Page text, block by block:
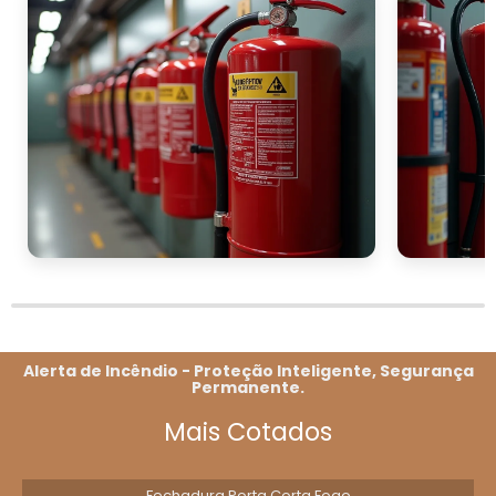
Um relacionamento comercial sólido garante
não apenas a segurança dos produtos
adquiridos, mas também assistência pós-
venda e consultoria na escolha do
equipamento certo.
Além disso, as soluções personalizadas para
frotas podem incluir serviços como inspeções
regulares e assistência na manutenção dos
extintores. Esse suporte contínuo é crucial
esteja sempre em dia, reduzindo os riscos de
eficiência operacional da empresa.
ENTRE EM CONTATO PARA
ORÇAMENTO
Alerta de Incêndio - Proteção Inteligente, Segurança
Permanente.
Mais Cotados